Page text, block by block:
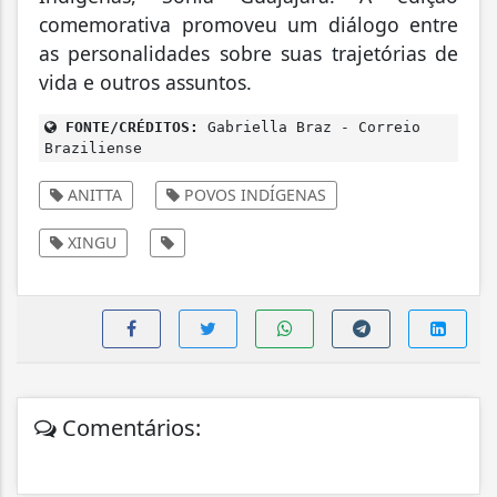
comemorativa promoveu um diálogo entre
as personalidades sobre suas trajetórias de
vida e outros assuntos.
FONTE/CRÉDITOS:
Gabriella Braz - Correio
Braziliense
ANITTA POVOS INDÍGENAS
XINGU
Comentários: